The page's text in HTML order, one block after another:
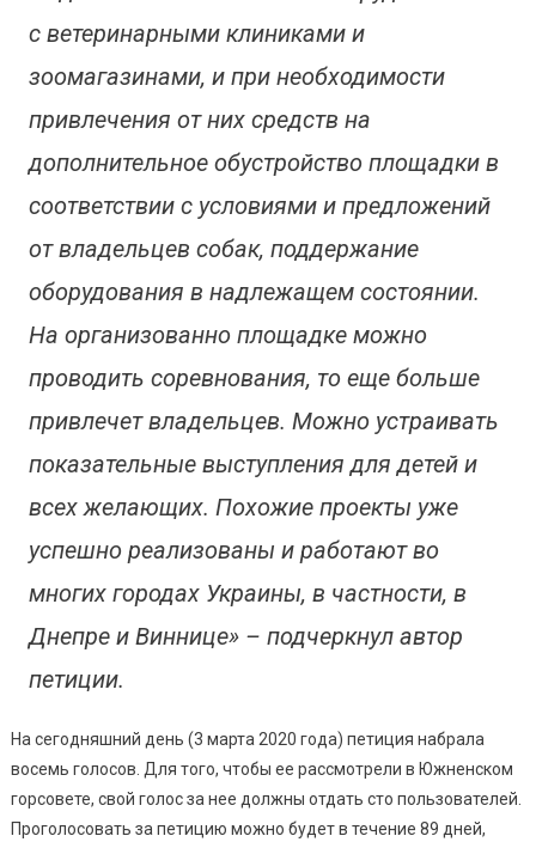
с ветеринарными клиниками и
зоомагазинами, и при необходимости
привлечения от них средств на
дополнительное обустройство площадки в
соответствии с условиями и предложений
от владельцев собак, поддержание
оборудования в надлежащем состоянии.
На организованно площадке можно
проводить соревнования, то еще больше
привлечет владельцев. Можно устраивать
показательные выступления для детей и
всех желающих. Похожие проекты уже
успешно реализованы и работают во
многих городах Украины, в частности, в
Днепре и Виннице» – подчеркнул автор
петиции.
На сегодняшний день (3 марта 2020 года) петиция набрала
восемь голосов. Для того, чтобы ее рассмотрели в Южненском
горсовете, свой голос за нее должны отдать сто пользователей.
Проголосовать за петицию можно будет в течение 89 дней,